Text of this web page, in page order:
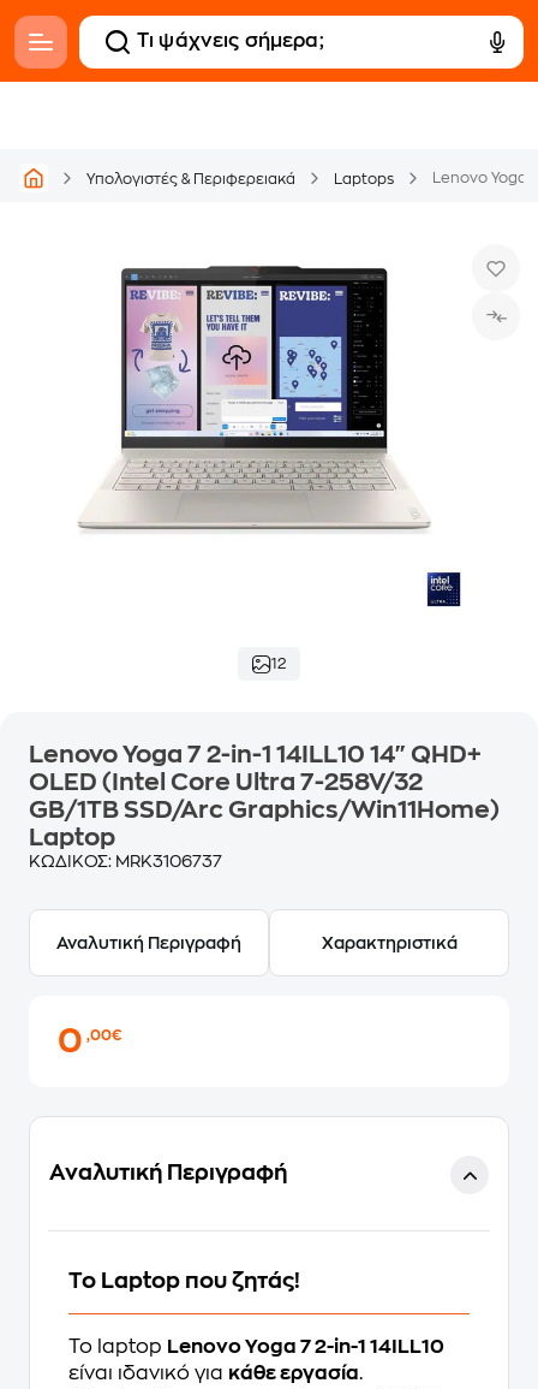
Υπολογιστές & Περιφερειακά Laptops
12
Lenovo Yoga 7 2-in-1 14ILL10 14" QHD+
OLED (Intel Core Ultra 7-258V/32
GB/1TB SSD/Arc Graphics/Win11Home)
Laptop
ΚΩΔΙΚΟΣ: MRK3106737
Αναλυτική Περιγραφή Χαρακτηριστικά
0,00€
Αναλυτική Περιγραφή
Το Laptop που ζητάς!
Το laptop Lenovo Yoga 7 2-in-1 14ILL10
είναι ιδανικό για κάθε εργασία.